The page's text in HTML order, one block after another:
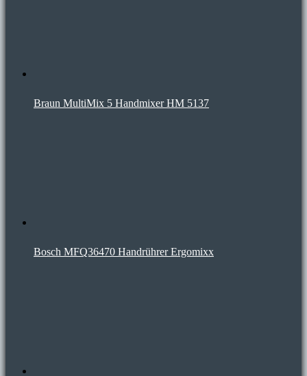
Braun MultiMix 5 Handmixer HM 5137
Bosch MFQ36470 Handrührer Ergomixx